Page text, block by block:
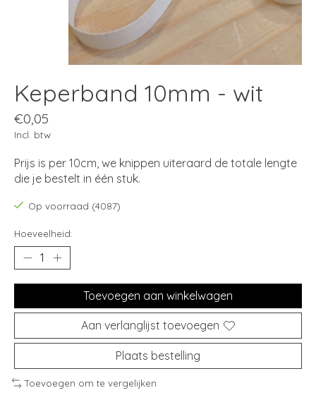
Keperband 10mm - wit
€0,05
Incl. btw
Prijs is per 10cm, we knippen uiteraard de totale lengte
die je bestelt in één stuk.
Op voorraad (4087)
Hoeveelheid:
Toevoegen aan winkelwagen
Aan verlanglijst toevoegen
Plaats bestelling
Toevoegen om te vergelijken